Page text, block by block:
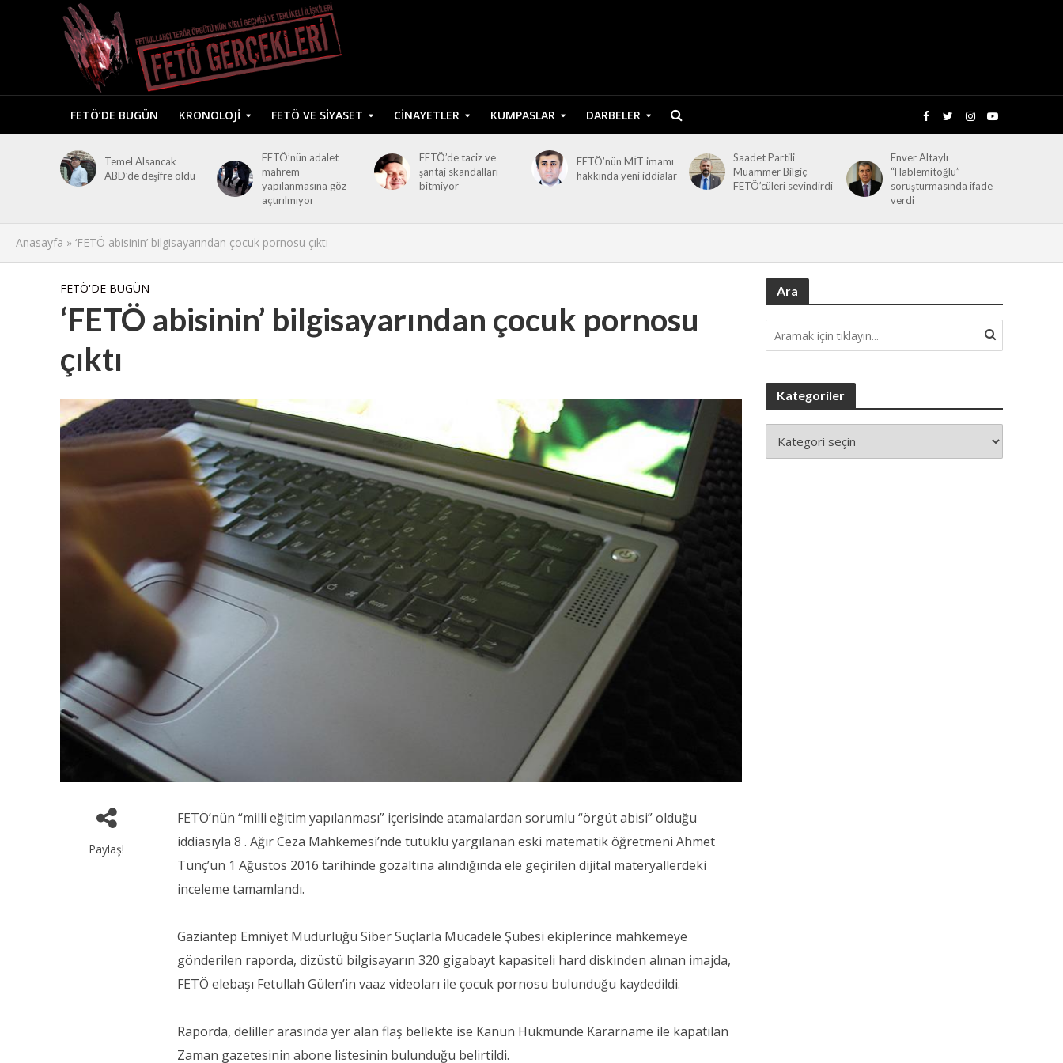
FETÖ’DE BUGÜN KRONOLOJI FETÖ VE SIYASET CINAYETLER KUMPASLAR DARBELER
Temel Alsancak
ABD’de deşifre oldu
FETÖ’nün adalet
mahrem
yapılanmasına göz
açtırılmıyor
FETÖ’de taciz ve
şantaj skandalları
bitmiyor
FETÖ’nün MİT imamı
hakkında yeni iddialar
Saadet Partili
Muammer Bilgiç
FETÖ’cüleri sevindirdi
Enver Altaylı
“Hablemitoğlu”
soruşturmasında ifade
verdi
Anasayfa » ‘FETÖ abisinin’ bilgisayarından çocuk pornosu çıktı
FETÖ'DE BUGÜN
‘FETÖ abisinin’ bilgisayarından çocuk pornosu
çıktı
Paylaş!
FETÖ’nün “milli eğitim yapılanması” içerisinde atamalardan sorumlu “örgüt abisi” olduğu
iddiasıyla 8 . Ağır Ceza Mahkemesi’nde tutuklu yargılanan eski matematik öğretmeni Ahmet
Tunç’un 1 Ağustos 2016 tarihinde gözaltına alındığında ele geçirilen dijital materyallerdeki
inceleme tamamlandı.
Gaziantep Emniyet Müdürlüğü Siber Suçlarla Mücadele Şubesi ekiplerince mahkemeye
gönderilen raporda, dizüstü bilgisayarın 320 gigabayt kapasiteli hard diskinden alınan imajda,
FETÖ elebaşı Fetullah Gülen’in vaaz videoları ile çocuk pornosu bulunduğu kaydedildi.
Raporda, deliller arasında yer alan flaş bellekte ise Kanun Hükmünde Kararname ile kapatılan
Zaman gazetesinin abone listesinin bulunduğu belirtildi.
Ara
Kategoriler